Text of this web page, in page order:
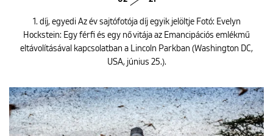
1. díj, egyedi Az év sajtófotója díj egyik jelöltje Fotó: Evelyn
Hockstein: Egy férfi és egy nő vitája az Emancipációs emlékmű
eltávolításával kapcsolatban a Lincoln Parkban (Washington DC,
USA, június 25.).